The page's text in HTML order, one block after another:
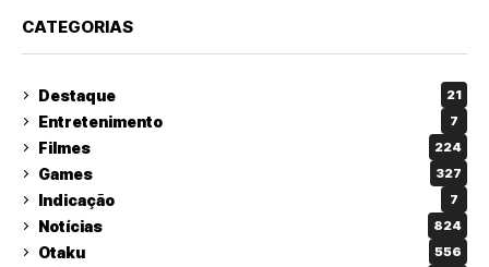
CATEGORIAS
Destaque 21
Entretenimento 7
Filmes 224
Games 327
Indicação 7
Notícias 824
Otaku 556